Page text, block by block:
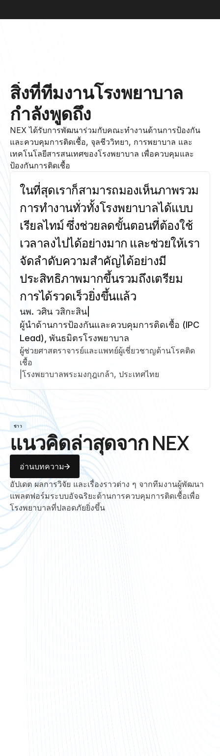
สิ่งที่ทีมงานโรงพยาบาล
กำลังพูดถึง
NEX ได้รับการพัฒนาร่วมกับคณะทำงานด้านการป้องกัน
และควบคุมการติดเชื้อ, จุลชีววิทยา, การพยาบาล และ
เทคโนโลยีสารสนเทศของโรงพยาบาล เพื่อควบคุมและ
ป้องกันการติดเชื้อ
ในที่สุดเราก็สามารถมองเห็นภาพรวม
การทำงานทั่วทั้งโรงพยาบาลได้แบบ
เรียลไทม์ ซึ่งช่วยลดขั้นตอนที่ต้องใช้
เวลาลงไปได้อย่างมาก และช่วยให้เรา
จัดลำดับความสำคัญได้อย่างมี
ประสิทธิภาพมากขึ้นรวมถึงเตรียม
การได้รวดเร็วยิ่งขึ้นแล้ว
นพ. วศิน วสิกะสิน
ผู้นำด้านการป้องกันและควบคุมการติดเชื้อ (IPC
Lead), พันธมิตรโรงพยาบาล
ผู้ช่วยศาสตราจารย์และแพทย์ผู้เชี่ยวชาญด้านโรคติด
เชื้อ
โรงพยาบาลพระมงกุฎเกล้า, ประเทศไทย
ข่าว
แนวคิดล่าสุดจาก NEX
อ่านบทความ
อัปเดต ผลการวิจัย และเรื่องราวต่าง ๆ จากทีมงานผู้พัฒนา
แพลตฟอร์มระบบอัจฉริยะด้านการควบคุมการติดเชื้อเพื่อ
โรงพยาบาลที่ปลอดภัยยิ่งขึ้น
RESEARCH SPOTLIGHT
การกำจัดเชื้อ MRSA แบบมุ่งเป้า
มีความเกี่ยวข้องกับการลดลงของ
ผลเพาะเชื้อที่เป็นบวกในภายหลัง
การศึกษาในโรงพยาบาลหลายแห่งในฮ่องกงพบ
การลดอัตราความเสี่ยงสัมพัทธ์ที่ปรับแล้วลง
23% ในการตรวจพบเชื้อ MRSA ในสิ่งส่งตรวจ
ทางคลินิกในภายหลัง ผลลัพธ์นี้น่าไว้วางใจ แต่
บทเรียนด้านการดำเนินงานก็มีความสำคัญไม่
แพ้กัน นั่นคือ การระบุตัวผู้ป่วยที่มีสิทธิ์เข้ารับ
การรักษานั้นเป็นเพียงจุดเริ่มต้นเท่านั้น โรง
พยาบาลยังต้องการระบบที่เชื่อถือได้ในการเริ่ม
การรักษา ติดตามผลการรักษาจนเสร็จสิ้น และ
ติดตามผลหลังจากที่ผู้ป่วยกลับบ้านไปแล้ว